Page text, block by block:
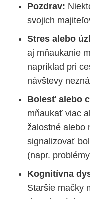
Pozdrav:
svojich
Stres alebo
aj mňaukanie
napríklad pri
návštevy
Bolesť alebo
mňaukať viac
žalostné alebo
signalizovať
(napr.
Kognitívna
Staršie mačky